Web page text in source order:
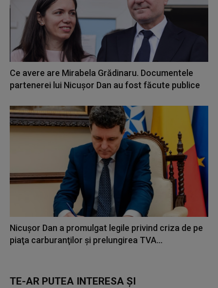
Ce avere are Mirabela Grădinaru. Documentele
partenerei lui Nicușor Dan au fost făcute publice
Nicuşor Dan a promulgat legile privind criza de pe
piaţa carburanţilor şi prelungirea TVA...
TE-AR PUTEA INTERESA ȘI